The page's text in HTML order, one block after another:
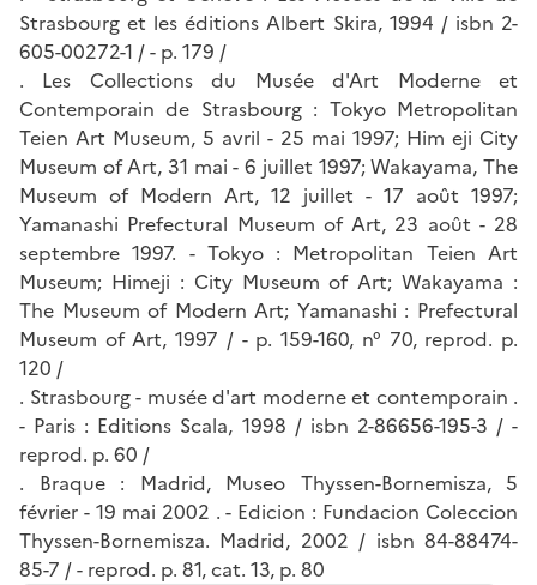
Strasbourg et les éditions Albert Skira, 1994 / isbn 2-
605-00272-1 / - p. 179 /
. Les Collections du Musée d'Art Moderne et
Contemporain de Strasbourg : Tokyo Metropolitan
Teien Art Museum, 5 avril - 25 mai 1997; Him eji City
Museum of Art, 31 mai - 6 juillet 1997; Wakayama, The
Museum of Modern Art, 12 juillet - 17 août 1997;
Yamanashi Prefectural Museum of Art, 23 août - 28
septembre 1997. - Tokyo : Metropolitan Teien Art
Museum; Himeji : City Museum of Art; Wakayama :
The Museum of Modern Art; Yamanashi : Prefectural
Museum of Art, 1997 / - p. 159-160, n° 70, reprod. p.
120 /
. Strasbourg - musée d'art moderne et contemporain .
- Paris : Editions Scala, 1998 / isbn 2-86656-195-3 / -
reprod. p. 60 /
. Braque : Madrid, Museo Thyssen-Bornemisza, 5
février - 19 mai 2002 . - Edicion : Fundacion Coleccion
Thyssen-Bornemisza. Madrid, 2002 / isbn 84-88474-
85-7 / - reprod. p. 81, cat. 13, p. 80